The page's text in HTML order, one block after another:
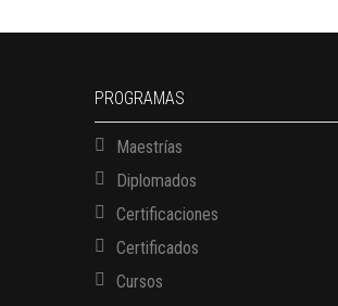
PROGRAMAS
Maestrías
Diplomados
Certificaciones
Certificados
Cursos